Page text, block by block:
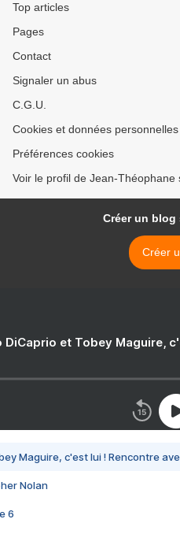
Top articles
Pages
Contact
Signaler un abus
C.G.U.
Cookies et données personnelles
Préférences cookies
Voir le profil de Jean-Théophane
Créer un blog
Créer
DiCaprio et Tobey Maguire,
Maguire, c'est lui ! Rencontre
Nolan
6